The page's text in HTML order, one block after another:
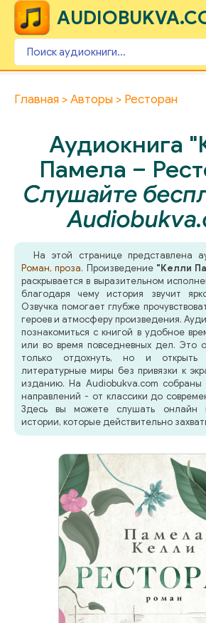
Главная Авторы Ресторан
Аудиокнига
Памела –
Слушайте
На этой странице представлена
Роман, проза. Произведение "Келли
раскрывается в выразительном
благодаря чему история звучит
Озвучка помогает глубже
героев и атмосферу произведения.
познакомиться с книгой в удобное
или во время повседневных дел. Это
только отдохнуть, но и
литературные миры без привязки к
изданию. На Audiobukva.com собраны
направлений - от классики до
Здесь вы можете слушать онлайн
истории, которые действительно